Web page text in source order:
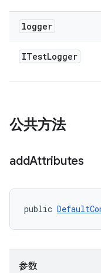
logger
ITestLogger
公共方法
addAttributes
public
参数